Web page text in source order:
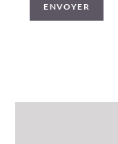
ENVOYER